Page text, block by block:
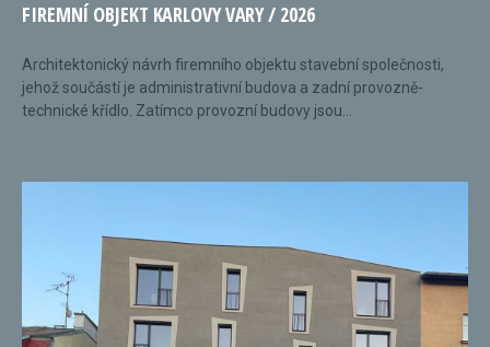
FIREMNÍ OBJEKT KARLOVY VARY / 2026
Architektonický návrh firemního objektu stavební společnosti,
jehož součástí je administrativní budova a zadní provozně-
technické křídlo. Zatímco provozní budovy jsou...